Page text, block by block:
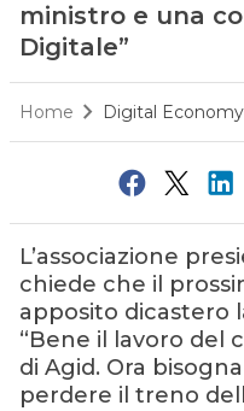
ministro e una
Digitale”
Home Digital Economy
L’associazione
chiede che il
apposito dicastero
“Bene il lavoro del
di Agid. Ora
perdere il treno